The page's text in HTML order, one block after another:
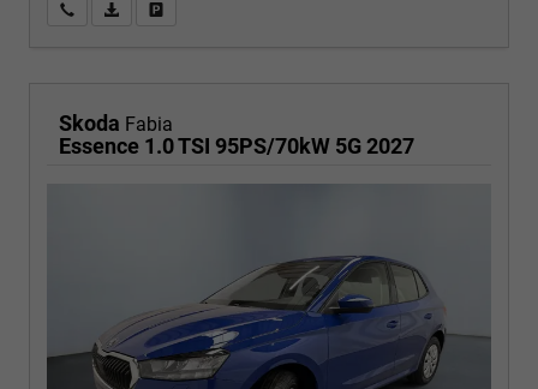
Wir rufen Sie anPDF-Fahrzeugexposé drucken
Skoda Fabia
Essence 1.0 TSI 95PS/70kW 5G 2027